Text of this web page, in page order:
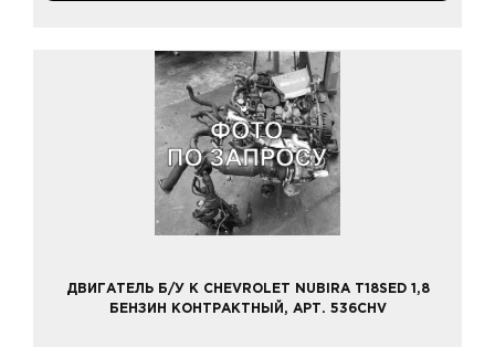
ДВИГАТЕЛЬ Б/У К CHEVROLET NUBIRA T18SED 1,8
БЕНЗИН КОНТРАКТНЫЙ, АРТ. 536CHV